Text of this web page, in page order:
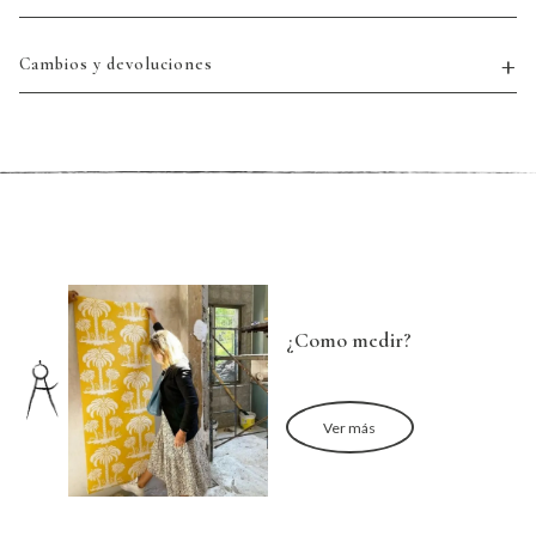
Cambios y devoluciones
¿Como medir?
Ver más